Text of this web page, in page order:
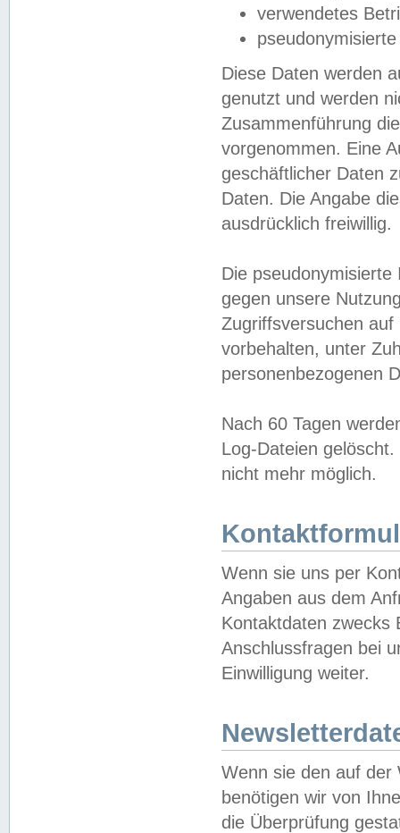
verwendetes
Diese Daten werden
genutzt und werden
Zusammenführung
vorgenommen. Eine
geschäftlicher Daten
Daten. Die Angabe
ausdrücklich freiwillig.
Die
gegen unsere
Zugriffsversuchen
vorbehalten, unter
personenbezogenen
Nach 60 Tagen
Log-Dateien
nicht mehr möglich.
Wenn sie uns per
Angaben aus dem
Kontaktdaten zwecks
Anschlussfragen bei
Einwilligung weiter.
Wenn sie den auf der
benötigen wir von
die Überprüfung